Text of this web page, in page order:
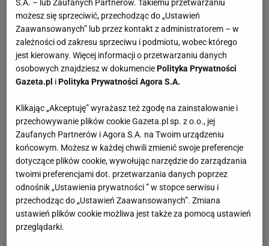
S.A. – lub Zaufanych Partnerów. Takiemu przetwarzaniu
możesz się sprzeciwić, przechodząc do „Ustawień
Zaawansowanych” lub przez kontakt z administratorem – w
zależności od zakresu sprzeciwu i podmiotu, wobec którego
jest kierowany. Więcej informacji o przetwarzaniu danych
osobowych znajdziesz w dokumenciePolityka Prywatności
Gazeta.pl iPolityka Prywatności Agora S.A.
Klikając „Akceptuję” wyrażasz też zgodę na zainstalowanie i
przechowywanie plików cookie Gazeta.pl sp. z o.o., jej
Zaufanych Partnerów i Agora S.A. na Twoim urządzeniu
końcowym. Możesz w każdej chwili zmienić swoje preferencje
dotyczące plików cookie, wywołując narzędzie do zarządzania
twoimi preferencjami dot. przetwarzania danych poprzez
odnośnik „Ustawienia prywatności ” w stopce serwisu i
przechodząc do „Ustawień Zaawansowanych”. Zmiana
ustawień plików cookie możliwa jest także za pomocą ustawień
przeglądarki.